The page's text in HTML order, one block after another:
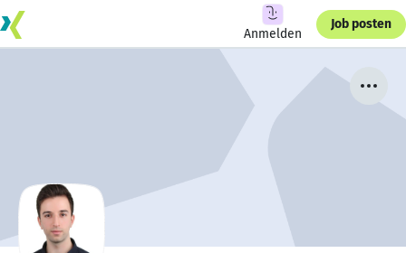
Anmelden
Job posten